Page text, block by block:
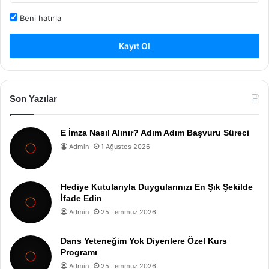
Beni hatırla
Kayıt Ol
Son Yazılar
E İmza Nasıl Alınır? Adım Adım Başvuru Süreci
Admin 1 Ağustos 2026
Hediye Kutularıyla Duygularınızı En Şık Şekilde
İfade Edin
Admin 25 Temmuz 2026
Dans Yeteneğim Yok Diyenlere Özel Kurs
Programı
Admin 25 Temmuz 2026